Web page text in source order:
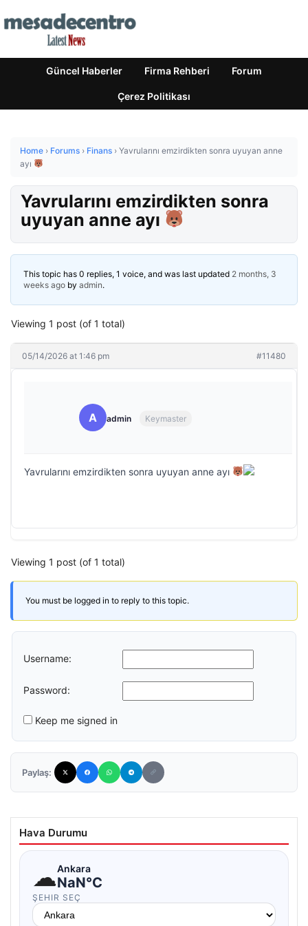
Güncel Haberler Firma Rehberi Forum
Çerez Politikası
Home › Forums › Finans › Yavrularını emzirdikten sonra uyuyan anne
ayı
Yavrularını emzirdikten sonra
uyuyan anne ayı
This topic has 0 replies, 1 voice, and was last updated 2 months, 3
weeks ago by admin.
Viewing 1 post (of 1 total)
05/14/2026 at 1:46 pm #11480
A admin Keymaster
Yavrularını emzirdikten sonra uyuyan anne ayı
Viewing 1 post (of 1 total)
You must be logged in to reply to this topic.
Username:
Password:
Keep me signed in
Paylaş:
Hava Durumu
☁Ankara
NaN°C
ŞEHIR SEÇ